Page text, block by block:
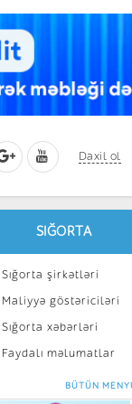
Daxil ol
SIĞORTA
Sığorta şirkətləri
Maliyyə göstəriciləri
Sığorta xəbərləri
Faydalı məlumatlar
Sığorta kalkulyatoru
BÜTÜN